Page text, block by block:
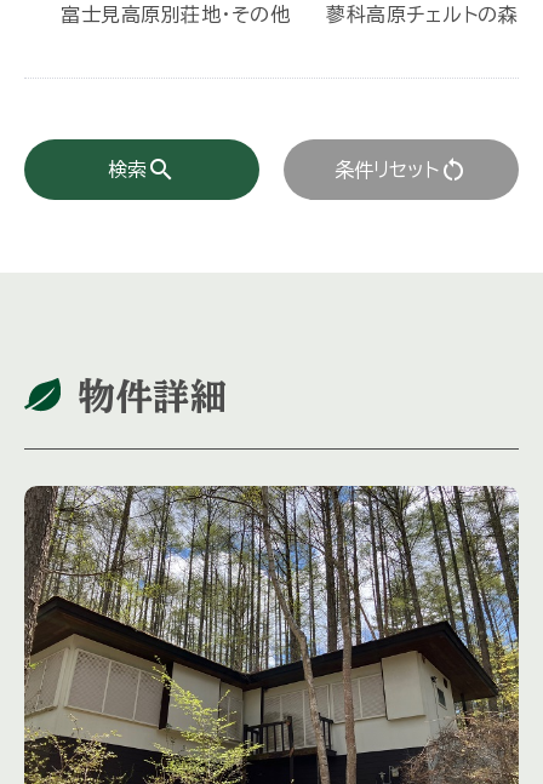
富士見高原別荘地・その他
蓼科高原チェルトの森
検索 search 条件リセット restart_alt
物件詳細